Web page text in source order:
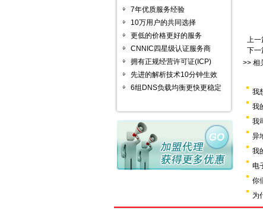
7年优质服务经验
10万用户的共同选择
更低的价格更好的服务
CNNIC四星级认证服务商
拥有正规经营许可证(ICP)
先进的解析技术10分钟生效
6组DNS负载均衡更快更稳定
上一
下一
>> 相
我
我
我
异
我
电
你
为